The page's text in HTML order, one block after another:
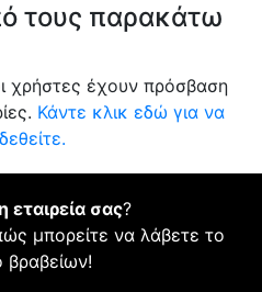
τους παρακάτω
χρήστες έχουν πρόσβαση
Κάντε κλικ εδώ για να
εταιρεία σας?
μπορείτε να λάβετε το
βραβείων!